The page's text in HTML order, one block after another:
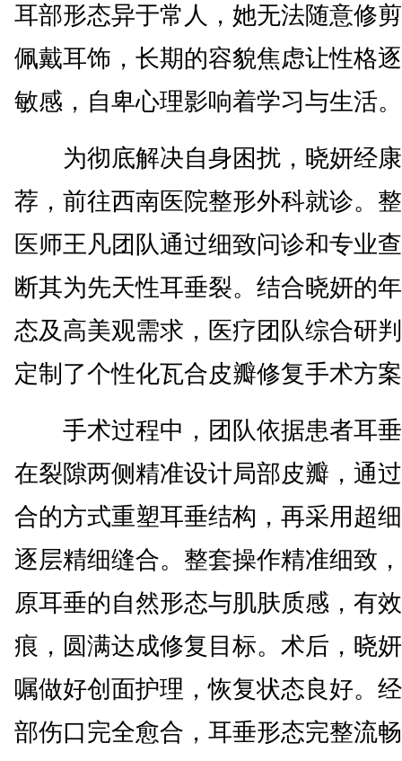
耳部形态异于常人，她无法随意修
佩戴耳饰，长期的容貌焦虑让性格
敏感，自卑心理影响着学习与生活。
为彻底解决自身困扰，晓妍经康
荐，前往西南医院整形外科就诊。
医师王凡团队通过细致问诊和专业
断其为先天性耳垂裂。结合晓妍的
态及高美观需求，医疗团队综合研
定制了个性化瓦合皮瓣修复手术方
手术过程中，团队依据患者耳垂
在裂隙两侧精准设计局部皮瓣，通
合的方式重塑耳垂结构，再采用超
逐层精细缝合。整套操作精准细致
原耳垂的自然形态与肌肤质感，有
痕，圆满达成修复目标。术后，晓
嘱做好创面护理，恢复状态良好。
部伤口完全愈合，耳垂形态完整流